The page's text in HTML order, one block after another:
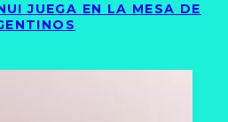
JUEGA EN LA MESA DE